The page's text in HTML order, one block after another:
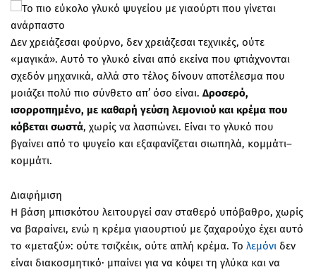
Δεν χρειάζεσαι φούρνο, δεν χρειάζεσαι τεχνικές, ούτε
«μαγικά». Αυτό το γλυκό είναι από εκείνα που φτιάχνονται
σχεδόν μηχανικά, αλλά στο τέλος δίνουν αποτέλεσμα που
μοιάζει πολύ πιο σύνθετο απ’ όσο είναι. Δροσερό,
ισορροπημένο, με καθαρή γεύση λεμονιού και κρέμα που
κόβεται σωστά, χωρίς να λασπώνει. Είναι το γλυκό που
βγαίνει από το ψυγείο και εξαφανίζεται σιωπηλά, κομμάτι–
κομμάτι.
Διαφήμιση
Η βάση μπισκότου λειτουργεί σαν σταθερό υπόβαθρο, χωρίς
να βαραίνει, ενώ η κρέμα γιαουρτιού με ζαχαρούχο έχει αυτό
το «μεταξύ»: ούτε τσιζκέικ, ούτε απλή κρέμα. Το λεμόνι δεν
είναι διακοσμητικό· μπαίνει για να κόψει τη γλύκα και να